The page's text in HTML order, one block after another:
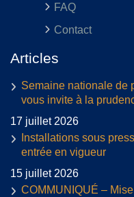
FAQ
Contact
Articles
Semaine nationale de
vous invite à la
17 juillet 2026
Installations sous
entrée en vigueur
15 juillet 2026
COMMUNIQUÉ –